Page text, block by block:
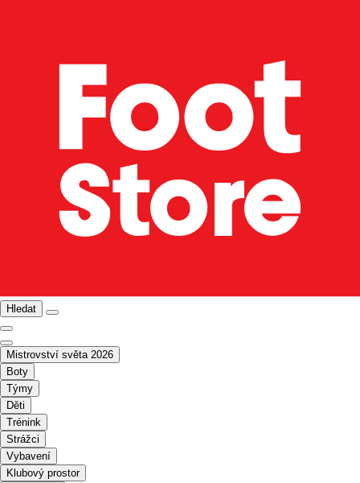
Hledat
Mistrovství světa 2026
Boty
Týmy
Děti
Trénink
Strážci
Vybavení
Klubový prostor